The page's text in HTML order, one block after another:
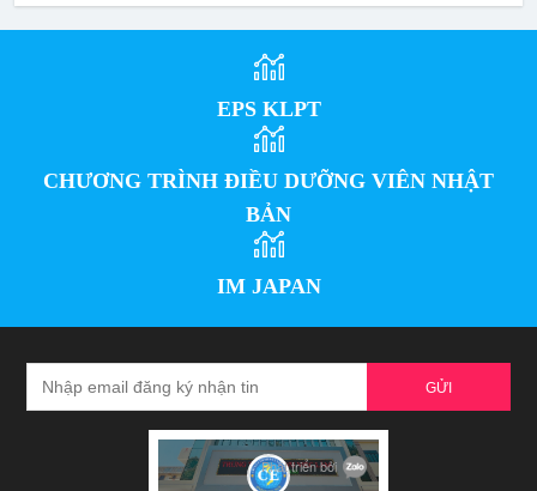
EPS KLPT
CHƯƠNG TRÌNH ĐIỀU DƯỠNG VIÊN NHẬT
BẢN
IM JAPAN
GỬI